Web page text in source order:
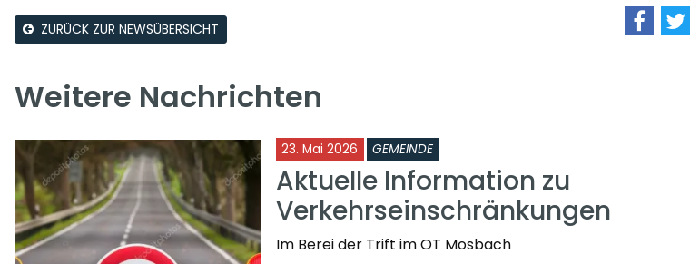
ZURÜCK ZUR NEWSÜBERSICHT
Weitere Nachrichten
23. Mai 2026 GEMEINDE
Aktuelle Information zu
Verkehrseinschränkungen
Im Berei der Trift im OT Mosbach